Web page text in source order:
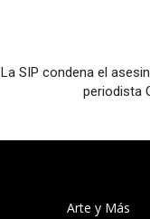
La SIP condena el
periodista
Arte y Más